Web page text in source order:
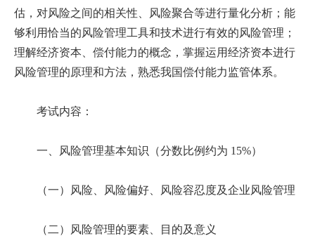
估，对风险之间的相关性、风险聚合等进行量化分析；能
够利用恰当的风险管理工具和技术进行有效的风险管理；
理解经济资本、偿付能力的概念，掌握运用经济资本进行
风险管理的原理和方法，熟悉我国偿付能力监管体系。
考试内容：
一、风险管理基本知识（分数比例约为 15%）
（一）风险、风险偏好、风险容忍度及企业风险管理
（二）风险管理的要素、目的及意义